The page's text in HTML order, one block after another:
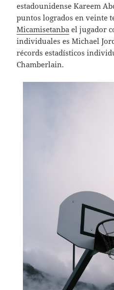
estadounidense Kareem
puntos logrados en veinte
Micamisetanba el jugador
individuales es Michael
récords estadísticos
Chamberlain.